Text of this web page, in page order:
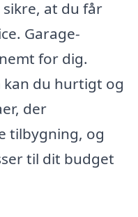
at du får
Garage-
for dig.
du hurtigt og
der
tilbygning, og
til dit budget